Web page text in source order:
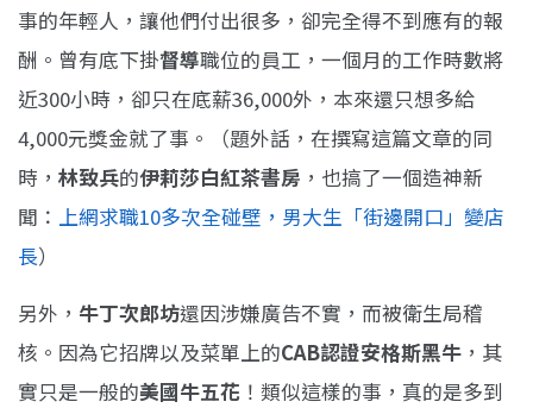
事的年輕人，讓他們付出很多，卻完全得不到應有的報
酬。曾有底下掛督導職位的員工，一個月的工作時數將
近300小時，卻只在底薪36,000外，本來還只想多給
4,000元獎金就了事。（題外話，在撰寫這篇文章的同
時， 林致兵的伊莉莎白紅茶書房 ，也搞了一個造神新
聞： 上網求職10多次全碰壁，男大生「街邊開口」變店
長）
另外， 牛丁次郎坊還因涉嫌廣告不實，而被衛生局稽
核。因為它招牌以及菜單上的CAB認證安格斯黑牛 ，其
實只是一般的美國牛五花 ！類似這樣的事，真的是多到